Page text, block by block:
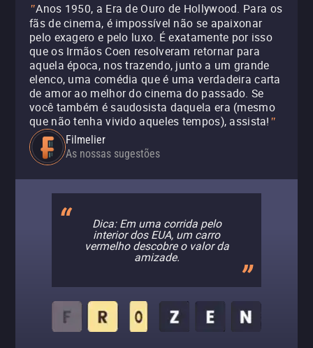
"Anos 1950, a Era de Ouro de Hollywood. Para os
fãs de cinema, é impossível não se apaixonar
pelo exagero e pelo luxo. É exatamente por isso
que os Irmãos Coen resolveram retornar para
aquela época, nos trazendo, junto a um grande
elenco, uma comédia que é uma verdadeira carta
de amor ao melhor do cinema do passado. Se
você também é saudosista daquela era (mesmo
que não tenha vivido aqueles tempos), assista! "
Filmelier
As nossas sugestões
Dica: Em uma corrida pelo
interior dos EUA, um carro
vermelho descobre o valor da
amizade.